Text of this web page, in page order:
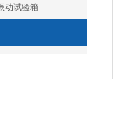
动试验箱